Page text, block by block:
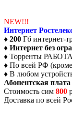
NEW!!!
Интернет
♦ 200 Гб интернет-
♦ Интернет без
♦ Торренты
♦ По всей РФ
♦ В любом
Абонентская
Стоимость сим 800
Доставка по всей